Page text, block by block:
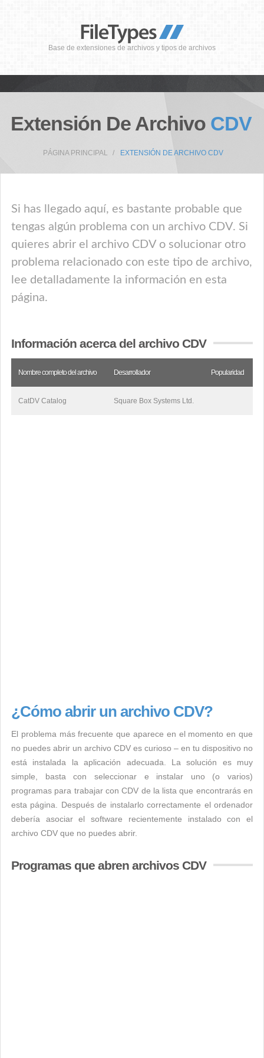
Base de extensiones de archivos y tipos de archivos
Extensión De Archivo CDV
PÁGINA PRINCIPAL EXTENSIÓN DE ARCHIVO CDV
Si has llegado aquí, es bastante probable que
tengas algún problema con un archivo CDV. Si
quieres abrir el archivo CDV o solucionar otro
problema relacionado con este tipo de archivo,
lee detalladamente la información en esta
página.
Información acerca del archivo CDV
Nombre completo del archivo Desarrollador Popularidad
CatDV Catalog Square Box Systems Ltd.
¿Cómo abrir un archivo CDV?
El problema más frecuente que aparece en el momento en que
no puedes abrir un archivo CDV es curioso – en tu dispositivo no
está instalada la aplicación adecuada. La solución es muy
simple, basta con seleccionar e instalar uno (o varios)
programas para trabajar con CDV de la lista que encontrarás en
esta página. Después de instalarlo correctamente el ordenador
debería asociar el software recientemente instalado con el
archivo CDV que no puedes abrir.
Programas que abren archivos CDV